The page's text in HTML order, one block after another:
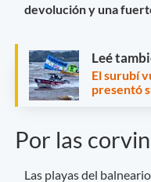
devolución y una
Leé
El surubí
presentó
Por las
Las playas del balneario